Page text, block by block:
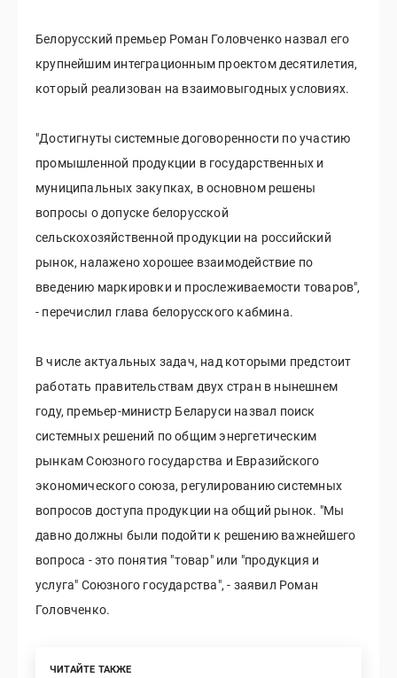
Белорусский премьер Роман Головченко назвал его
крупнейшим интеграционным проектом десятилетия,
который реализован на взаимовыгодных условиях.
"Достигнуты системные договоренности по участию
промышленной продукции в государственных и
муниципальных закупках, в основном решены
вопросы о допуске белорусской
сельскохозяйственной продукции на российский
рынок, налажено хорошее взаимодействие по
введению маркировки и прослеживаемости товаров",
- перечислил глава белорусского кабмина.
В числе актуальных задач, над которыми предстоит
работать правительствам двух стран в нынешнем
году, премьер-министр Беларуси назвал поиск
системных решений по общим энергетическим
рынкам Союзного государства и Евразийского
экономического союза, регулированию системных
вопросов доступа продукции на общий рынок. "Мы
давно должны были подойти к решению важнейшего
вопроса - это понятия "товар" или "продукция и
услуга" Союзного государства", - заявил Роман
Головченко.
ЧИТАЙТЕ ТАКЖЕ